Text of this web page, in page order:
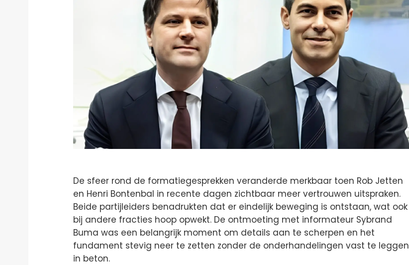
De sfeer rond de formatiegesprekken veranderde merkbaar toen Rob Jetten
en Henri Bontenbal in recente dagen zichtbaar meer vertrouwen uitspraken.
Beide partijleiders benadrukten dat er eindelijk beweging is ontstaan, wat ook
bij andere fracties hoop opwekt. De ontmoeting met informateur Sybrand
Buma was een belangrijk moment om details aan te scherpen en het
fundament stevig neer te zetten zonder de onderhandelingen vast te leggen
in beton.